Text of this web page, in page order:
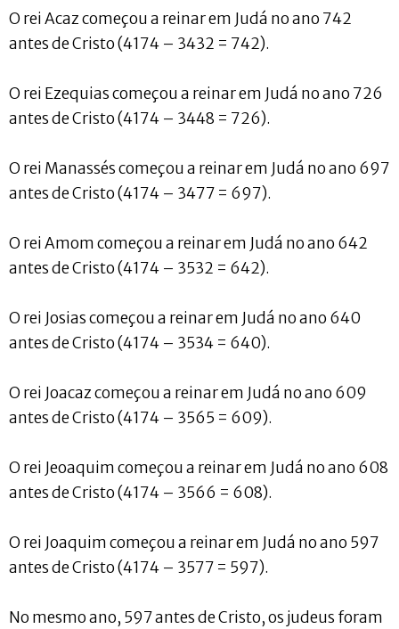
O rei Acaz começou a reinar em Judá no ano 742
antes de Cristo (4174 – 3432 = 742).
O rei Ezequias começou a reinar em Judá no ano 726
antes de Cristo (4174 – 3448 = 726).
O rei Manassés começou a reinar em Judá no ano 697
antes de Cristo (4174 – 3477 = 697).
O rei Amom começou a reinar em Judá no ano 642
antes de Cristo (4174 – 3532 = 642).
O rei Josias começou a reinar em Judá no ano 640
antes de Cristo (4174 – 3534 = 640).
O rei Joacaz começou a reinar em Judá no ano 609
antes de Cristo (4174 – 3565 = 609).
O rei Jeoaquim começou a reinar em Judá no ano 608
antes de Cristo (4174 – 3566 = 608).
O rei Joaquim começou a reinar em Judá no ano 597
antes de Cristo (4174 – 3577 = 597).
No mesmo ano, 597 antes de Cristo, os judeus foram